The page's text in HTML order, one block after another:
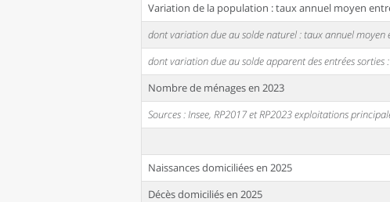
Variation de la population : taux annuel moyen
dont variation due au solde naturel : taux annuel moyen
dont variation due au solde apparent des entrées
Nombre de ménages en 2023
Sources : Insee, RP2017 et RP2023 exploitations
Naissances domiciliées en 2025
Décès domiciliés en 2025